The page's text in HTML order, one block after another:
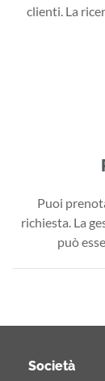
clienti. La
Puoi
richiesta. La
può
Società